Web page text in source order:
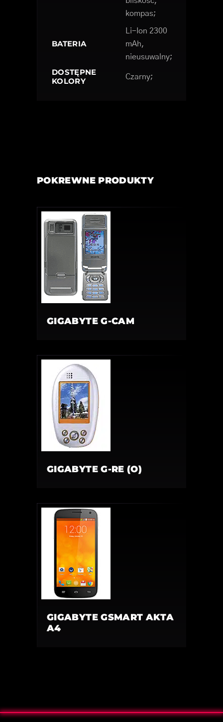
kompas;
BATERIA
Li-Ion 2300
mAh,
nieusuwalny;
DOSTĘPNE
KOLORY
Czarny;
POKREWNE PRODUKTY
GIGABYTE G-CAM
GIGABYTE G-RE (O)
GIGABYTE GSMART AKTA
A4